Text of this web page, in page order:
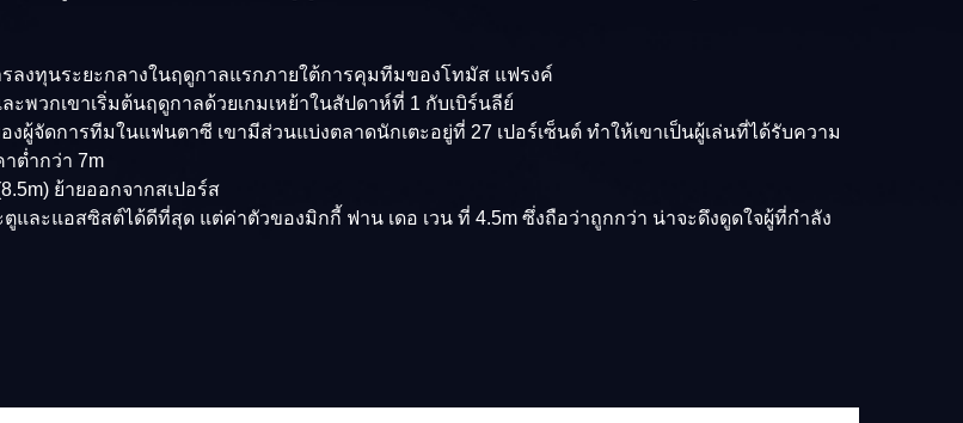
ลงทุนระยะกลางในฤดูกาลแรกภายใต้การคุมทีมของโทมัส แฟรงค์
พวกเขาเริ่มต้นฤดูกาลด้วยเกมเหย้าในสัปดาห์ที่ 1 กับเบิร์นลีย์
จัดการทีมในแฟนตาซี เขามีส่วนแบ่งตลาดนักเตะอยู่ที่ 27 เปอร์เซ็นต์ ทำให้เขาเป็นผู้เล่นที่ได้รับความ
ต่ำกว่า 7m
ย้ายออกจากสเปอร์ส
และแอสซิสต์ได้ดีที่สุด แต่ค่าตัวของมิกกี้ ฟาน เดอ เวน ที่ 4.5m ซึ่งถือว่าถูกกว่า น่าจะดึงดูดใจผู้ที่กำลัง